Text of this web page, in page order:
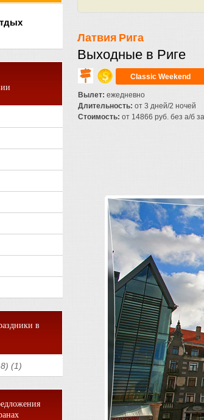
в
(1)
Латвия Рига
Выходные в Риге
Classic Weekend
Вылет: ежедневно
Длительность: от 3 дней/2 ночей
Стоимость: от 14866 руб. без а/б